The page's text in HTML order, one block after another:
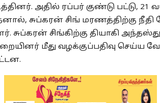
அதில் ரப்பர் குண்டு பட்டு,
சுப்கரன் சிங் மரணத்திற்கு நீதி
சிங்கிற்கு தியாகி அந்தஸ்து,
மீது வழக்குப்பதிவு செய்ய